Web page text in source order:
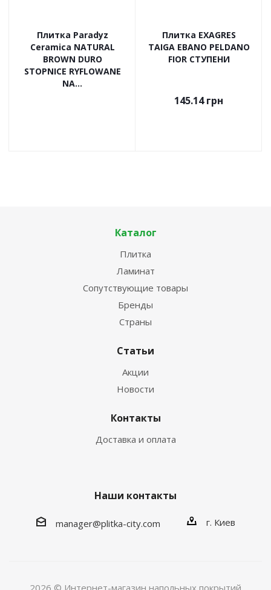
Плитка Paradyz
Ceramica NATURAL
BROWN DURO
STOPNICE RYFLOWANE
NA...
Плитка EXAGRES
TAIGA EBANO PELDANO
FIOR СТУПЕНИ
145.14грн
Каталог
Плитка
Ламинат
Сопутствующие товары
Бренды
Страны
Статьи
Акции
Новости
Контакты
Доставка и оплата
Наши контакты
manager@plitka-city.com г. Киев
2026 © Интернет-магазин напольных покрытий